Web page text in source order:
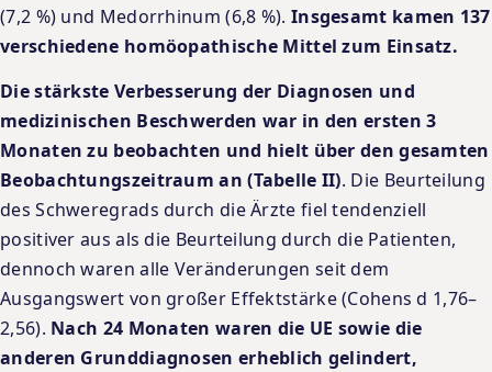
(7,2 %) und Medorrhinum (6,8 %). Insgesamt kamen 137
verschiedene homöopathische Mittel zum Einsatz.
Die stärkste Verbesserung der Diagnosen und
medizinischen Beschwerden war in den ersten 3
Monaten zu beobachten und hielt über den gesamten
Beobachtungszeitraum an (Tabelle II). Die Beurteilung
des Schweregrads durch die Ärzte fiel tendenziell
positiver aus als die Beurteilung durch die Patienten,
dennoch waren alle Veränderungen seit dem
Ausgangswert von großer Effektstärke (Cohens d 1,76–
2,56). Nach 24 Monaten waren die UE sowie die
anderen Grunddiagnosen erheblich gelindert,